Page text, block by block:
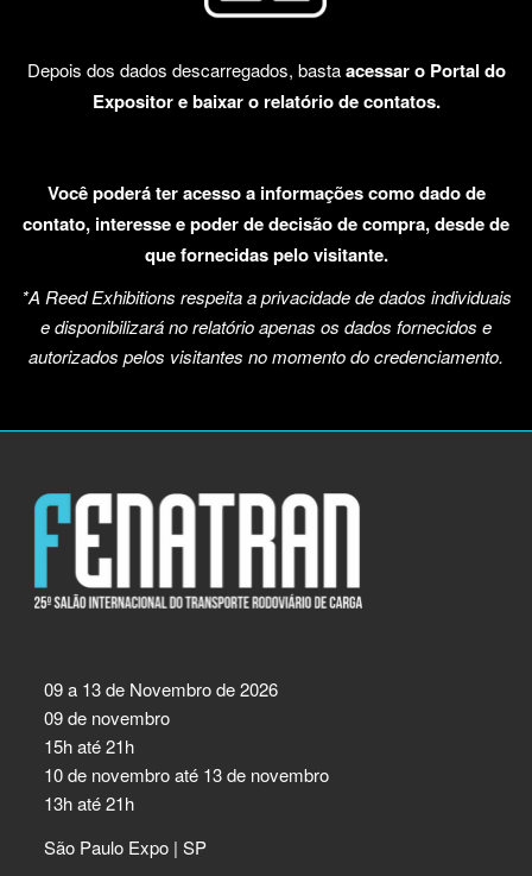
Depois dos dados descarregados, bastaacessar o Portal do
Expositor e baixar o relatório de contatos.
Você poderá ter acesso a informações como dado de
contato, interesse e poder de decisão de compra, desde de
que fornecidas pelo visitante.
*A Reed Exhibitions respeita a privacidade de dados individuais
e disponibilizará no relatório apenas os dados fornecidos e
autorizados pelos visitantes no momento do credenciamento.
09 a 13 de Novembro de 2026
09 de novembro
15h até 21h
10 de novembro até 13 de novembro
13h até 21h
São Paulo Expo | SP